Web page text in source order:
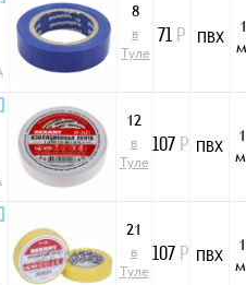
8
в
Туле
71 Р ПВХ
12
в
Туле
107 Р ПВХ
21
в
Туле
107 Р ПВХ